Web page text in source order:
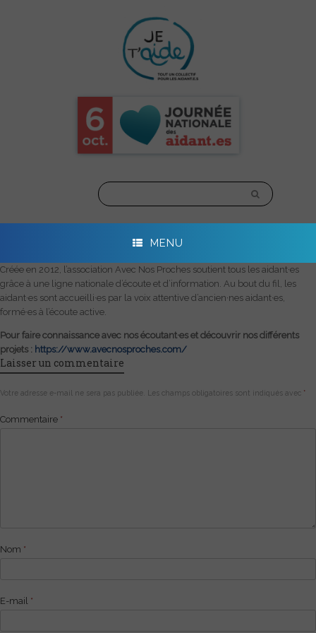
MENU
Créée en 2012, l’association Avec Nos Proches soutient tous les aidant·es
grâce à une ligne nationale d’écoute et d’information. Au bout du fil, les
aidant·es sont accueilli·es par la voix attentive d’ancien·nes aidant·es,
formé·es à l’écoute active.
Pour faire connaissance avec nos écoutant·es et découvrir nos différents
projets : https://www.avecnosproches.com/
Laisser un commentaire
Votre adresse e-mail ne sera pas publiée. Les champs obligatoires sont indiqués avec *
Commentaire *
Nom *
E-mail *